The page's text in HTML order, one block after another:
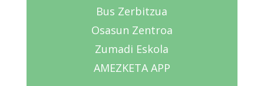
Bus Zerbitzua
Osasun Zentroa
Zumadi Eskola
AMEZKETA APP